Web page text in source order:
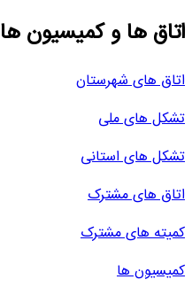
اتاق ها و کمیسیون ها
اتاق های شهرستان
تشکل های ملی
تشکل های استانی
اتاق های مشترک
کمیته های مشترک
کمیسیون ها